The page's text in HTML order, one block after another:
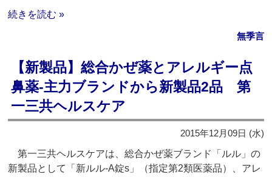
続きを読む »
無季言
【新製品】総合かぜ薬とアレルギー点
鼻薬‐主力ブランドから新製品2品 第
一三共ヘルスケア
2015年12月09日 (水)
第一三共ヘルスケアは、総合かぜ薬ブランド「ルル」の
新製品として「新ルル-A錠s」（指定第2類医薬品）、アレ